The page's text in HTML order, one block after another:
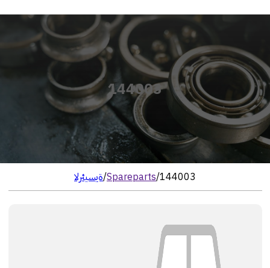
144003
الرئيسية/Spareparts/144003